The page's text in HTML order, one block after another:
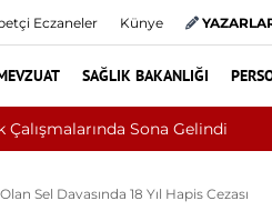
Eczaneler Künye
SAĞLIK BAKANLIĞI
Sivilce Sandı, Cilt Kanseri Çıktı:
Sel Davasında 18 Yıl Hapis Cezası